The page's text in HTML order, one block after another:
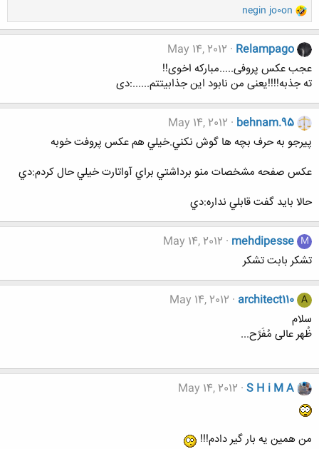
و
ا
ک
ن
ش
ه
ا
negin jo0on
Relampago
May 14, 2012
عجب عکس پروفی.....مبارکه اخوی!!
ته جذبه!!!!یعنی من نابود این جذابیتتم......:دی
behnam.95
May 14, 2012
پيرجو به حرف بچه ها گوش نكني.خيلي هم عكس پروفت خوبه
عكس صفحه مشخصات منو برداشتي براي آواتارت خيلي حال كردم:دي
حالا بايد گفت قابلي نداره:دي
M
mehdipesse
May 14, 2012
تشکر بابت تشکر
A
architect110
May 14, 2012
سلام
ظُهر عالی مُفَرَّح...
S H i M A
May 14, 2012
من همین یه بار گیر دادم!!!